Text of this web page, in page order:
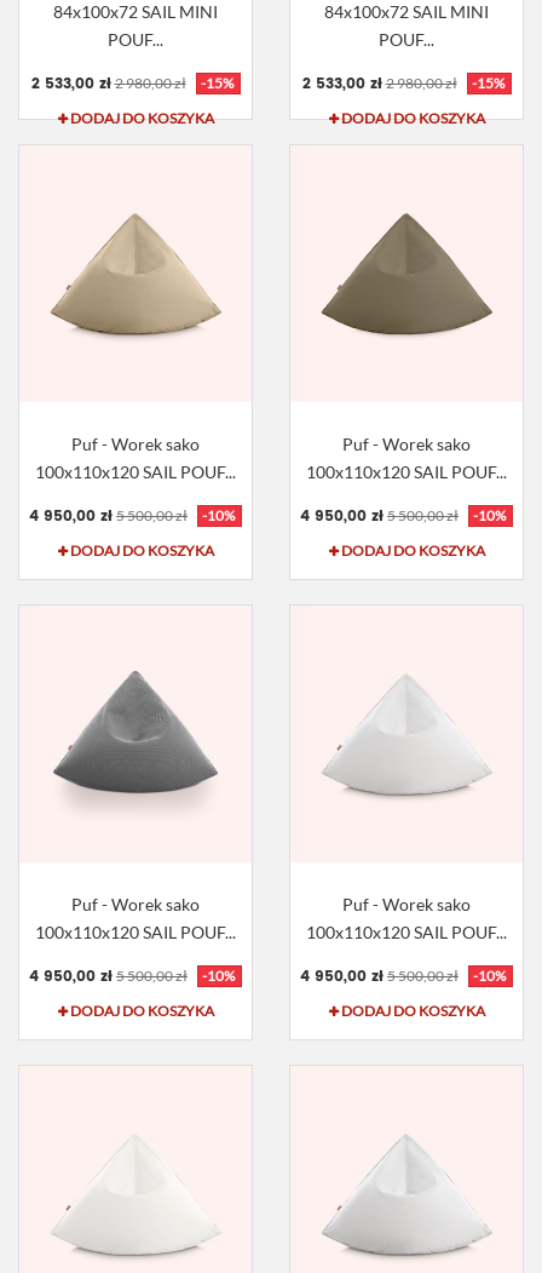
84x100x72 SAIL MINI
POUF...
2 533,00 zł 2 980,00 zł
-15%
DODAJ DO KOSZYKA
84x100x72 SAIL MINI
POUF...
2 533,00 zł 2 980,00 zł
-15%
DODAJ DO KOSZYKA
Puf - Worek sako
100x110x120 SAIL POUF...
4 950,00 zł 5 500,00 zł
-10%
DODAJ DO KOSZYKA
Puf - Worek sako
100x110x120 SAIL POUF...
4 950,00 zł 5 500,00 zł
-10%
DODAJ DO KOSZYKA
Puf - Worek sako
100x110x120 SAIL POUF...
4 950,00 zł 5 500,00 zł
-10%
DODAJ DO KOSZYKA
Puf - Worek sako
100x110x120 SAIL POUF...
4 950,00 zł 5 500,00 zł
-10%
DODAJ DO KOSZYKA